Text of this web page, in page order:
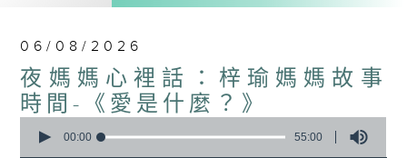
06/08/2026
夜媽媽心裡話：梓瑜媽媽故事
時間-《愛是什麼？》
seconds
00:00 55:00